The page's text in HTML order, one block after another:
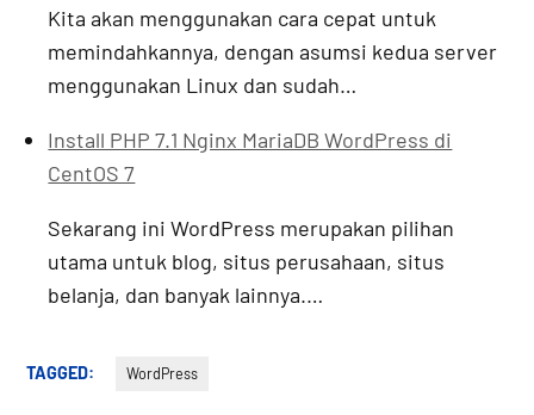
Kita akan menggunakan cara cepat untuk
memindahkannya, dengan asumsi kedua server
menggunakan Linux dan sudah…
Install PHP 7.1 Nginx MariaDB WordPress di
CentOS 7
Sekarang ini WordPress merupakan pilihan
utama untuk blog, situs perusahaan, situs
belanja, dan banyak lainnya.…
TAGGED: WordPress